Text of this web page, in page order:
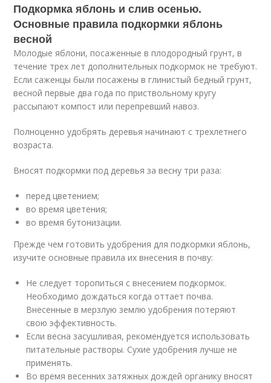
Подкормка яблонь и слив осенью.
Основные правила подкормки яблонь
весной
Молодые яблони, посаженные в плодородный грунт, в
течение трех лет дополнительных подкормок не требуют.
Если саженцы были посажены в глинистый бедный грунт,
весной первые два года по приствольному кругу
рассыпают компост или перепревший навоз.
Полноценно удобрять деревья начинают с трехлетнего
возраста.
Вносят подкормки под деревья за весну три раза:
перед цветением;
во время цветения;
во время бутонизации.
Прежде чем готовить удобрения для подкормки яблонь,
изучите основные правила их внесения в почву:
Не следует торопиться с внесением подкормок.
Необходимо дождаться когда оттает почва.
Внесенные в мерзлую землю удобрения потеряют
свою эффективность.
Если весна засушливая, рекомендуется использовать
питательные растворы. Сухие удобрения лучше не
применять.
Во время весенних затяжных дождей органику вносят